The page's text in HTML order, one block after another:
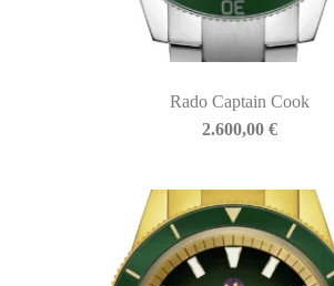
Rado Captain Cook
2.600,00€
BIASINI JEWELRY
39012 Merano (BZ) – Italy
Telefono: +39 0473 236173
info@biasinijewelry.it